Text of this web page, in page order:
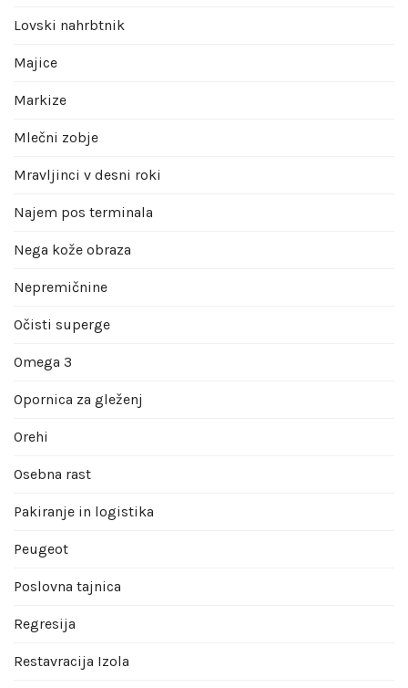
Lovski nahrbtnik
Majice
Markize
Mlečni zobje
Mravljinci v desni roki
Najem pos terminala
Nega kože obraza
Nepremičnine
Očisti superge
Omega 3
Opornica za gleženj
Orehi
Osebna rast
Pakiranje in logistika
Peugeot
Poslovna tajnica
Regresija
Restavracija Izola